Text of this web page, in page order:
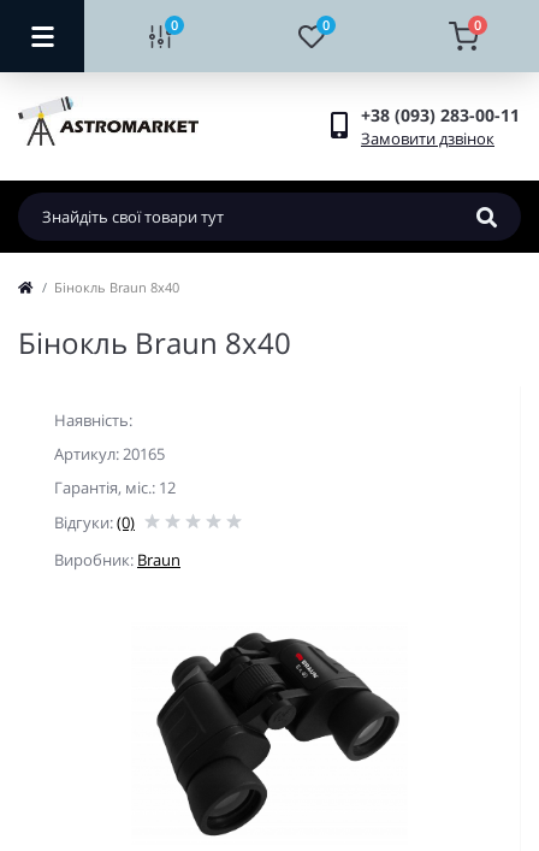
0 0 0
+38 (093) 283-00-11
Замовити дзвінок
Бінокль Braun 8х40
Бінокль Braun 8х40
Наявність:
Артикул: 20165
Гарантiя, мic.: 12
Відгуки:(0)
Виробник: Braun